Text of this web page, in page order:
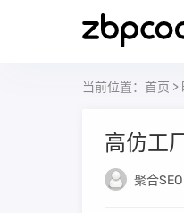
当前位置： 首页 >
高仿工
聚合SEO